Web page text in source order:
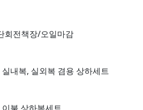
회전책장/오일마감
내복, 실외복 겸용 상하세트